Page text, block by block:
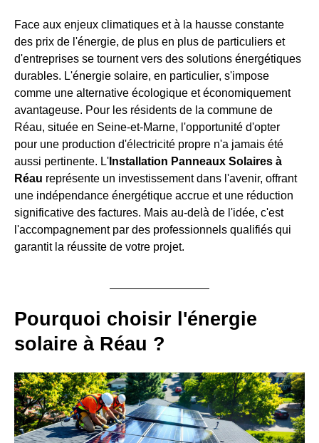
Face aux enjeux climatiques et à la hausse constante
des prix de l'énergie, de plus en plus de particuliers et
d'entreprises se tournent vers des solutions énergétiques
durables. L'énergie solaire, en particulier, s'impose
comme une alternative écologique et économiquement
avantageuse. Pour les résidents de la commune de
Réau, située en Seine-et-Marne, l'opportunité d'opter
pour une production d'électricité propre n'a jamais été
aussi pertinente. L' Installation Panneaux Solaires à
Réau représente un investissement dans l'avenir, offrant
une indépendance énergétique accrue et une réduction
significative des factures. Mais au-delà de l'idée, c'est
l'accompagnement par des professionnels qualifiés qui
garantit la réussite de votre projet.
Pourquoi choisir l'énergie
solaire à Réau ?